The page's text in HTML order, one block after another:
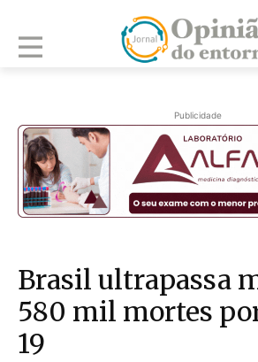
Publicidade
Brasil ultrapassa
580 mil mortes
19